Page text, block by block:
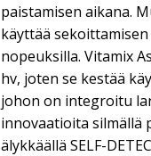
paistamisen aikana.
käyttää
nopeuksilla. Vitamix
hv, joten se kestää
johon on integroitu
innovaatioita silmällä
älykkäällä SELF-